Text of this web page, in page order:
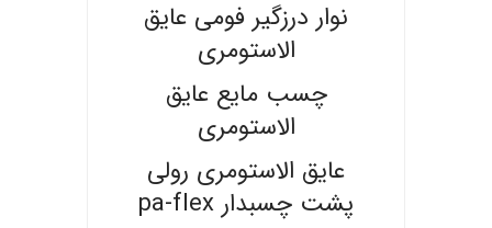
نوار درزگیر فومی عایق
الاستومری
چسب مایع عایق
الاستومری
عایق الاستومری رولی
پشت چسبدار pa-flex